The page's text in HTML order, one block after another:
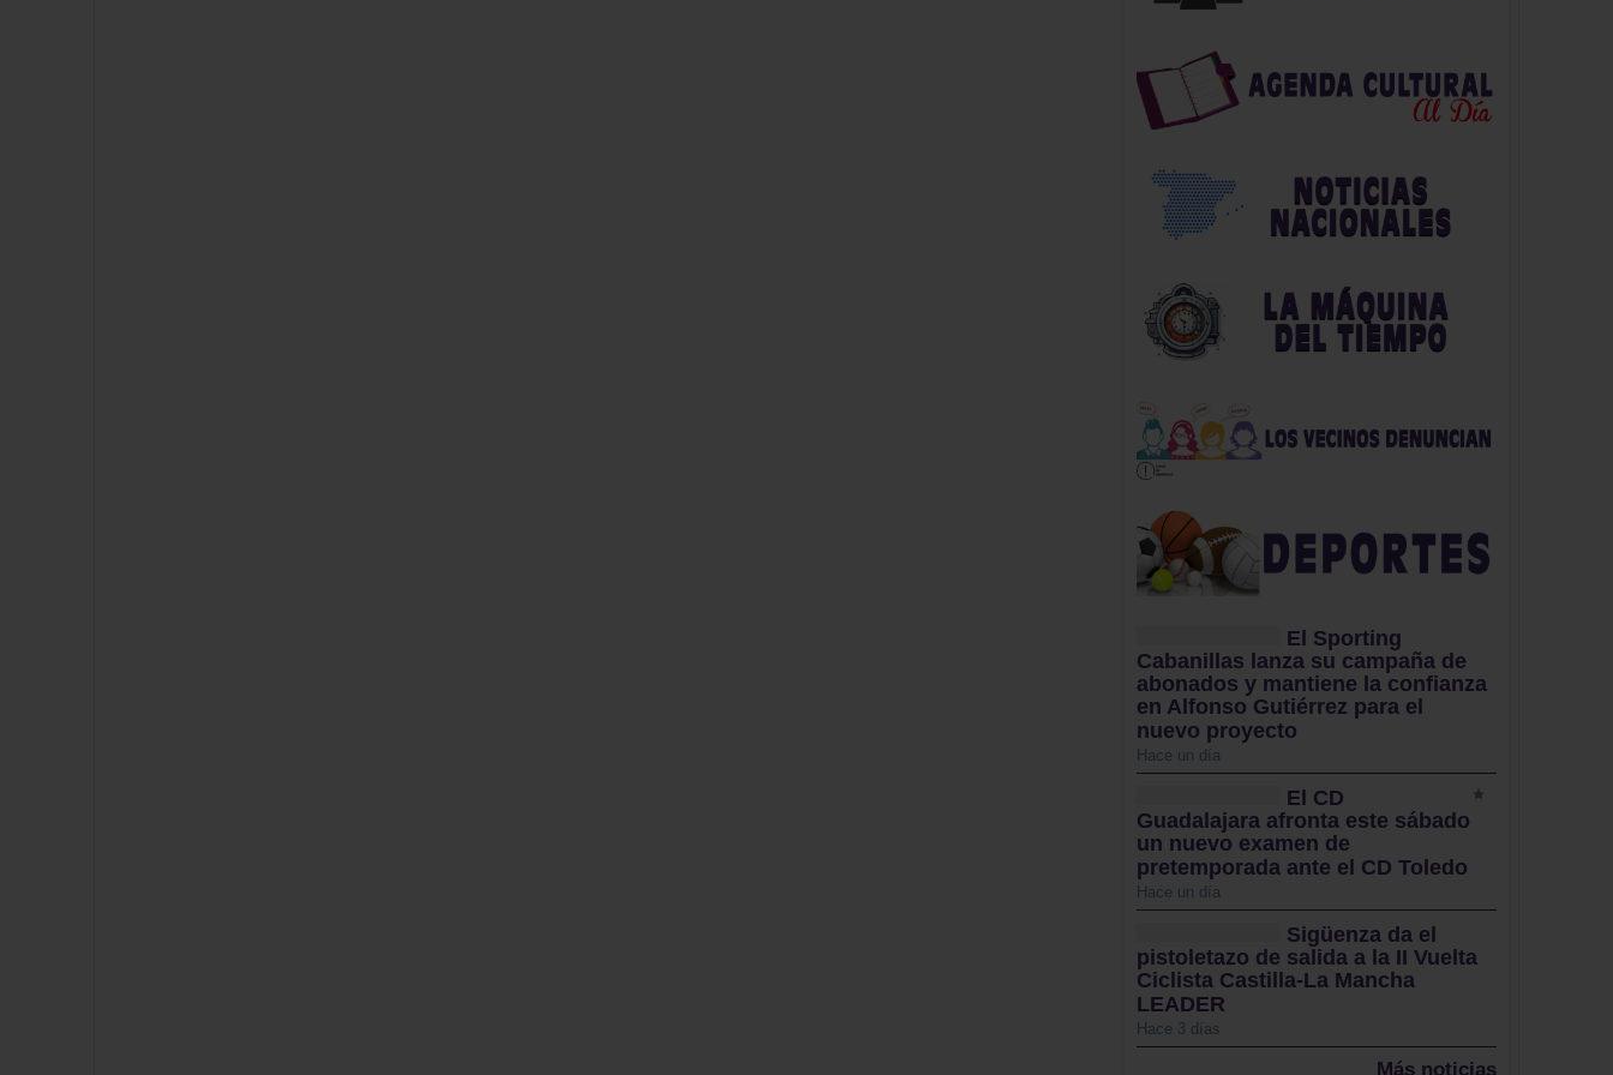
El Sporting
Cabanillas lanza su campaña de
abonados y mantiene la confianza
en Alfonso Gutiérrez para el
nuevo proyecto
Hace un día
El CD
Guadalajara afronta este sábado
un nuevo examen de
pretemporada ante el CD Toledo
Hace un día
Sigüenza da el
pistoletazo de salida a la II Vuelta
Ciclista Castilla-La Mancha
LEADER
Hace 3 días
Más noticias